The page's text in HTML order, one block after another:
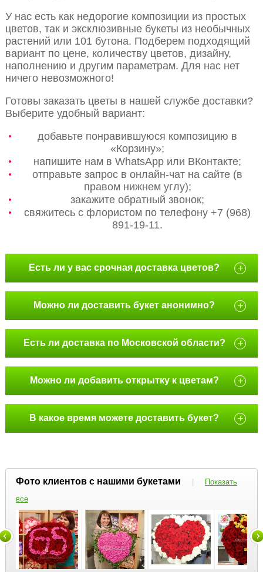
У нас есть как недорогие композиции из простых
цветов, так и эксклюзивные букеты из необычных
растений или 101 бутона. Подберем подходящий
вариант по цене, количеству цветов, дизайну,
наполнению и другим параметрам. Для нас нет
ничего невозможного!
Готовы заказать цветы в нашей службе доставки?
Выберите удобный вариант:
добавьте понравившуюся композицию в
«Корзину»;
напишите нам в WhatsApp или ВКонтакте;
отправьте запрос в онлайн-чат на сайте (в
правом нижнем углу);
закажите обратный звонок;
свяжитесь с флористом по телефону +7 (968)
891-19-11.
Есть ли у вас срочная доставка цветов? +
Можно ли доставить букет анонимно? +
Есть ли доставка по Московской области? +
Можно ли добавить открытку к цветам? +
В какое время можете доставить букет? +
Фото клиентов с нашими букетами |
Показать
все